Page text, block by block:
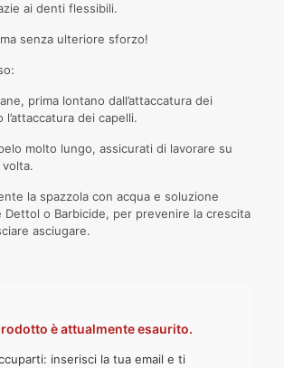
ai denti flessibili.
senza ulteriore sforzo!
prima lontano dall’attaccatura dei
dei capelli.
molto lungo, assicurati di lavorare su
volta.
la spazzola con acqua e soluzione
Dettol o Barbicide, per prevenire la crescita
asciugare.
è attualmente esaurito.
inserisci la tua email e ti